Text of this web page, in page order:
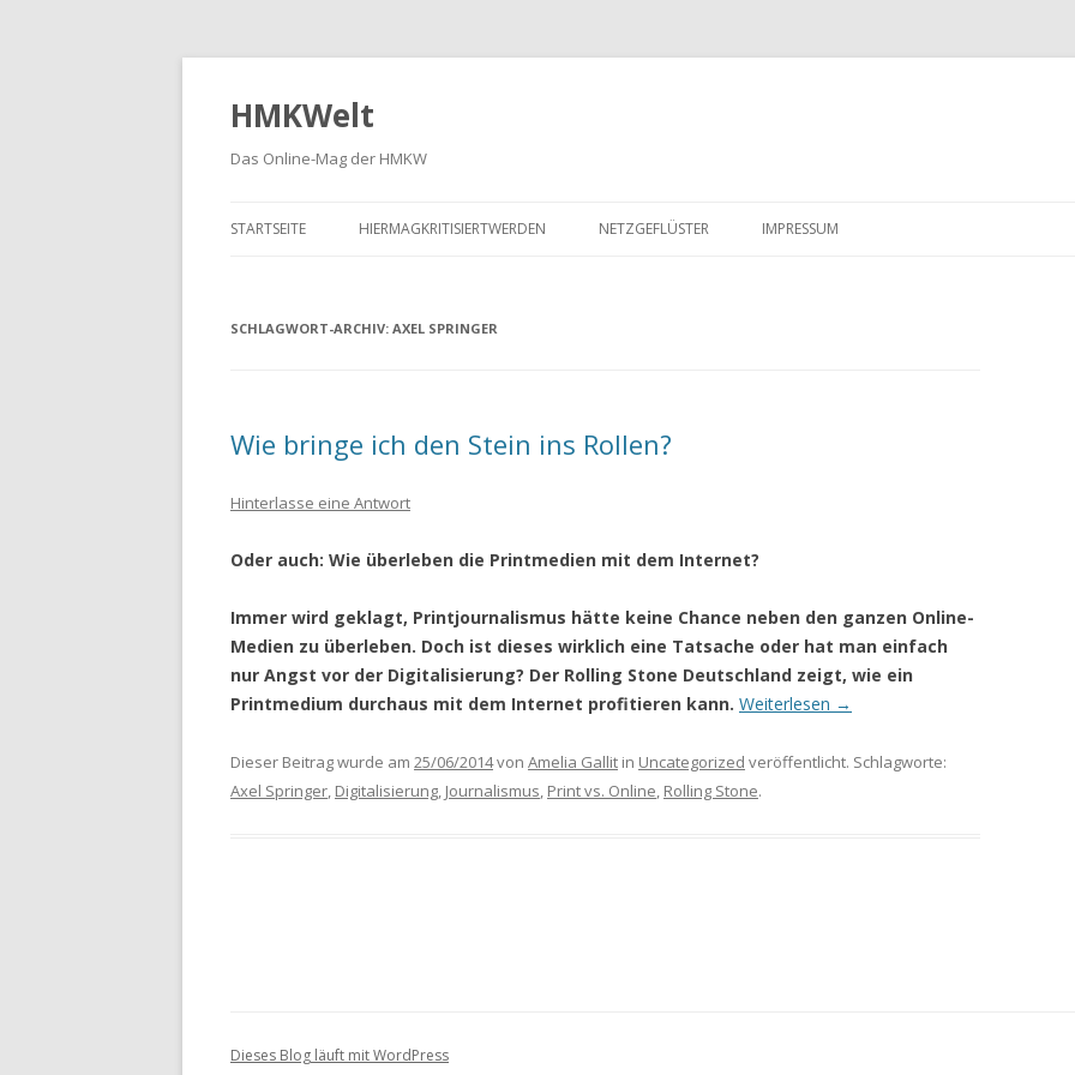
HMKWelt
Das Online-Mag der HMKW
Inhalt
STARTSEITE HIERMAGKRITISIERTWERDEN NETZGEFLÜSTER IMPRESSUM
SCHLAGWORT-ARCHIV: AXEL SPRINGER
Wie bringe ich den Stein ins Rollen?
Hinterlasse eine Antwort
Oder auch: Wie überleben die Printmedien mit dem Internet?
Immer wird geklagt, Printjournalismus hätte keine Chance neben den ganzen Online-
Medien zu überleben. Doch ist dieses wirklich eine Tatsache oder hat man einfach
nur Angst vor der Digitalisierung? Der Rolling Stone Deutschland zeigt, wie ein
Printmedium durchaus mit dem Internet profitieren kann. Weiterlesen →
Dieser Beitrag wurde am 25/06/2014von Amelia Gallit in Uncategorized veröffentlicht. Schlagworte:
Axel Springer, Digitalisierung, Journalismus, Print vs. Online, Rolling Stone.
Dieses Blog läuft mit WordPress